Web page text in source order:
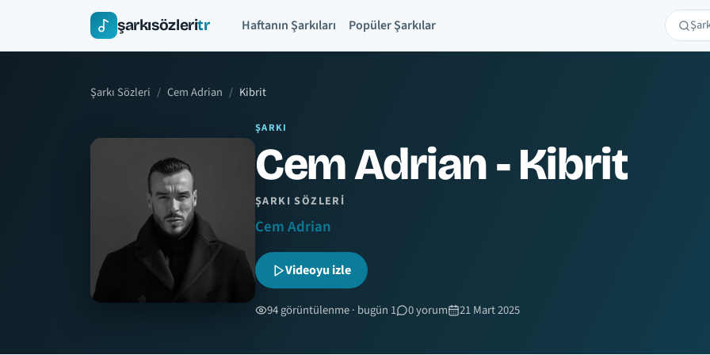
şarkısözleritr Haftanın Şarkıları Popüler Şarkılar Ara
Şarkı Sözleri Cem Adrian Kibrit
ŞARKI
Cem Adrian - Kibrit
ŞARKI SÖZLERI
Cem Adrian
Videoyu izle
94 görüntülenme · bugün 1 0 yorum 21 Mart 2025